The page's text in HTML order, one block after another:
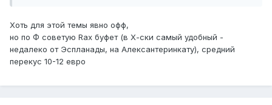
Хоть для этой темы явно офф,
но по Ф советую Rax буфет (в Х-ски самый удобный -
недалеко от Эспланады, на Алексантеринкату), средний
перекус 10-12 евро